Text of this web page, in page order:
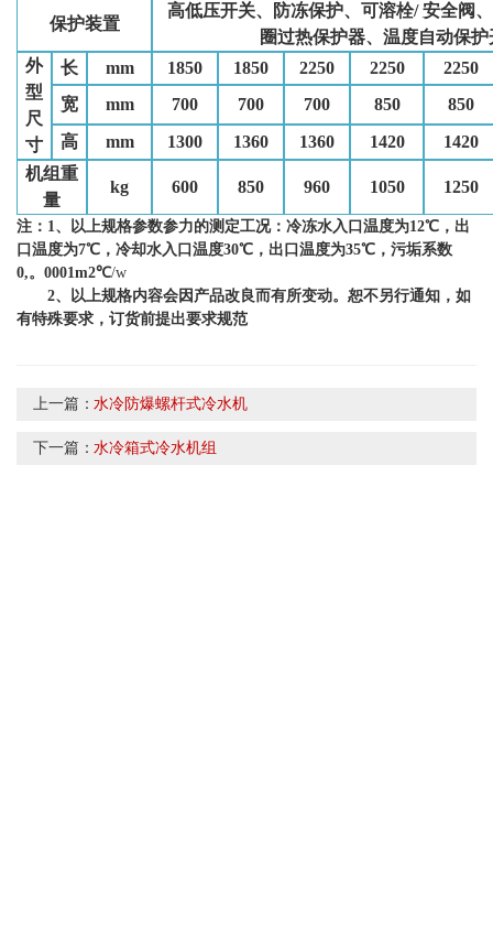
保护装置
高低压开关、防冻保护、可溶栓/ 安全阀
圈过热保护器、温度自动保护
外
型
尺
寸
长 mm 1850 1850 2250 2250
2250
宽
mm 700 700 700 850
850
高
mm 1300 1360 1360 1420
1420
机组重
量
kg 600 850 960 1050 1250
注：1、以上规格参数参力的测定工况：冷冻水入口温度为12℃，出
口温度为7℃，冷却水入口温度30℃，出口温度为35℃，污垢系数
0,。0001m2℃/w
2、以上规格内容会因产品改良而有所变动。恕不另行通知，如
有特殊要求，订货前提出要求规范
上一篇：水冷防爆螺杆式冷水机
下一篇：水冷箱式冷水机组